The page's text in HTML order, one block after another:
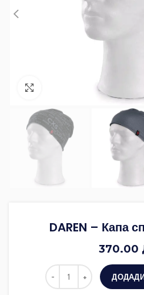
Зголеми ја фотографијата
DAREN – Капа
370.00